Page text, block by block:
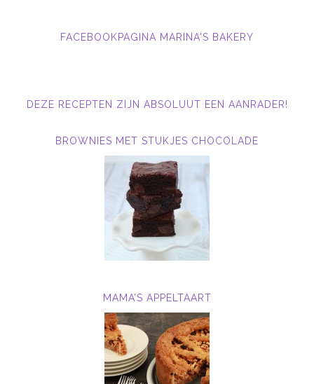
FACEBOOKPAGINA MARINA'S BAKERY
DEZE RECEPTEN ZIJN ABSOLUUT EEN AANRADER!
BROWNIES MET STUKJES CHOCOLADE
MAMA’S APPELTAART